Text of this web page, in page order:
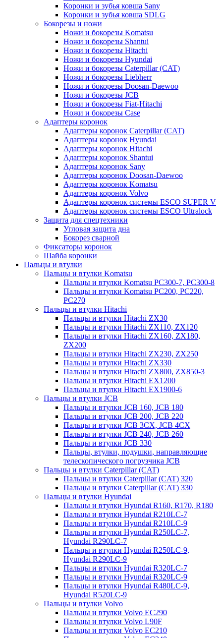
Коронки и зубья ковша Sany
Коронки и зубья ковша SDLG
Бокорезы и ножи
Ножи и бокорезы Komatsu
Ножи и бокорезы Shantui
Ножи и бокорезы Hitachi
Ножи и бокорезы Hyundai
Ножи и бокорезы Caterpillar (CAT)
Ножи и бокорезы Liebherr
Ножи и бокорезы Doosan-Daewoo
Ножи и бокорезы JCB
Ножи и бокорезы Fiat-Hitachi
Ножи и бокорезы Case
Адаптеры коронок
Адаптеры коронок Caterpillar (CAT)
Адаптеры коронок Hyundai
Адаптеры коронок Hitachi
Адаптеры коронок Shantui
Адаптеры коронок Sany
Адаптеры коронок Doosan-Daewoo
Адаптеры коронок Komatsu
Адаптеры коронок Volvo
Адаптеры коронок системы ESCO SUPER V
Адаптеры коронок системы ESCO Ultralock
Защита для спецтехники
Угловая защита дна
Бокорез сварной
Фиксаторы коронок
Шайба коронки
Пальцы и втулки
Пальцы и втулки Komatsu
Пальцы и втулки Komatsu PC300-7, PC300-8
Пальцы и втулки Komatsu PC200, PC220,
PC270
Пальцы и втулки Hitachi
Пальцы и втулки Hitachi ZX30
Пальцы и втулки Hitachi ZX110, ZX120
Пальцы и втулки Hitachi ZX160, ZX180,
ZX200
Пальцы и втулки Hitachi ZX230, ZX250
Пальцы и втулки Hitachi ZX330
Пальцы и втулки Hitachi ZX800, ZX850-3
Пальцы и втулки Hitachi EX1200
Пальцы и втулки Hitachi EX1900-6
Пальцы и втулки JCB
Пальцы и втулки JCB 160, JCB 180
Пальцы и втулки JCB 200, JCB 220
Пальцы и втулки JCB 3CX, JCB 4CX
Пальцы и втулки JCB 240, JCB 260
Пальцы и втулки JCB 330
Пальцы, втулки, подушки, направляющие
телескопического погрузчика JCB
Пальцы и втулки Caterpillar (CAT)
Пальцы и втулки Caterpillar (CAT) 320
Пальцы и втулки Caterpillar (CAT) 330
Пальцы и втулки Hyundai
Пальцы и втулки Hyundai R160, R170, R180
Пальцы и втулки Hyundai R210LC-7
Пальцы и втулки Hyundai R210LC-9
Пальцы и втулки Hyundai R250LC-7,
Hyundai R290LC-7
Пальцы и втулки Hyundai R250LC-9,
Hyundai R290LC-9
Пальцы и втулки Hyundai R320LC-7
Пальцы и втулки Hyundai R320LC-9
Пальцы и втулки Hyundai R480LC-9,
Hyundai R520LC-9
Пальцы и втулки Volvo
Пальцы и втулки Volvo EC290
Пальцы и втулки Volvo L90F
Пальцы и втулки Volvo EC210